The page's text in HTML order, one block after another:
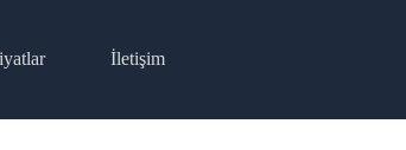
İletişim